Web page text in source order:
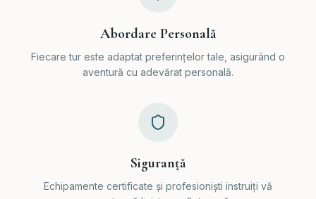
Abordare Personală
Fiecare tur este adaptat preferințelor tale, asigurând o
aventură cu adevărat personală.
Siguranță
Echipamente certificate și profesioniști instruiți vă